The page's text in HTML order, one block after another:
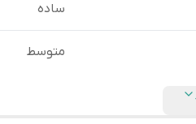
ساده
متوسط